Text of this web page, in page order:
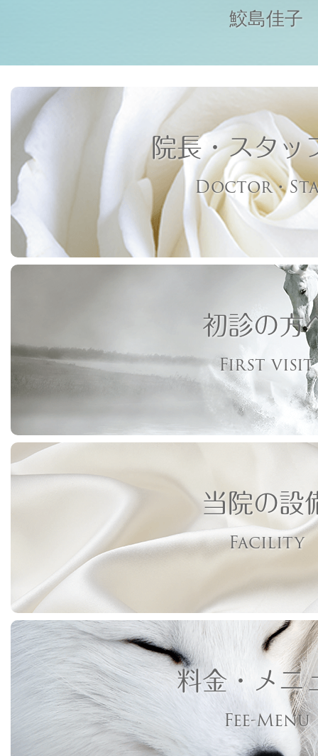
鮫島佳子
院長・スタッ
Doctor・
初診の方
First visit
当院の設
Facility
料金・メニ
Fee-Menu